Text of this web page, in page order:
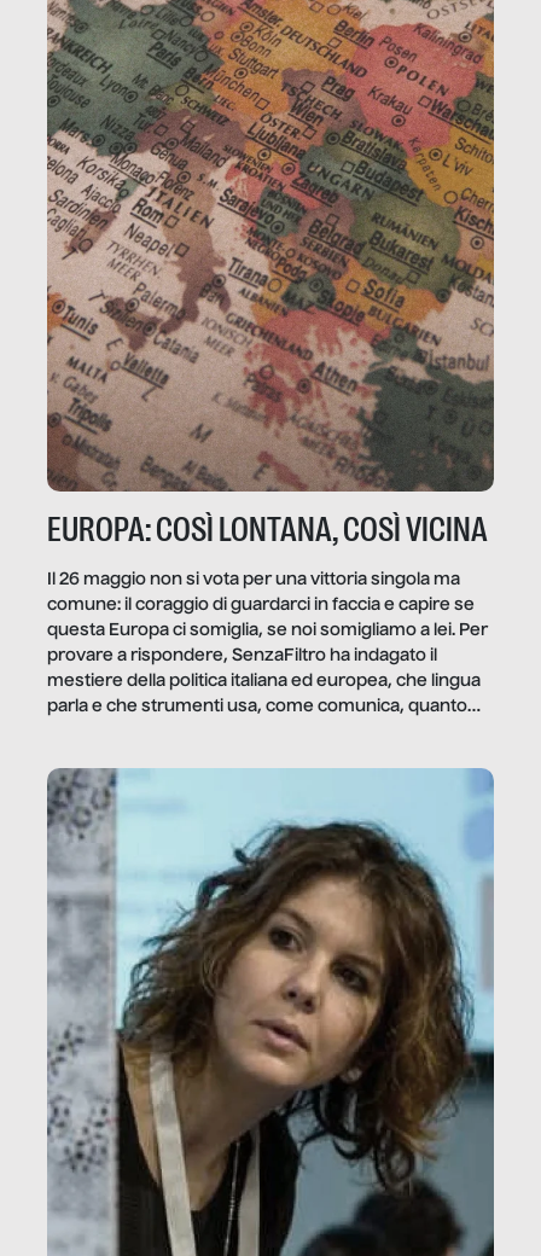
EUROPA: COSÌ LONTANA, COSÌ VICINA
Il 26 maggio non si vota per una vittoria singola ma
comune: il coraggio di guardarci in faccia e capire se
questa Europa ci somiglia, se noi somigliamo a lei. Per
provare a rispondere, SenzaFiltro ha indagato il
mestiere della politica italiana ed europea, che lingua
parla e che strumenti usa, come comunica, quanto